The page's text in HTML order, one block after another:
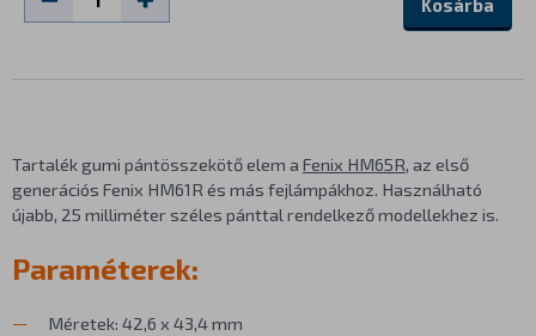
Kosárba
Tartalék gumi pántösszekötő elem a Fenix HM65R, az első
generációs Fenix HM61R és más fejlámpákhoz. Használható
újabb, 25 milliméter széles pánttal rendelkező modellekhez is.
Paraméterek:
Méretek: 42,6 x 43,4 mm